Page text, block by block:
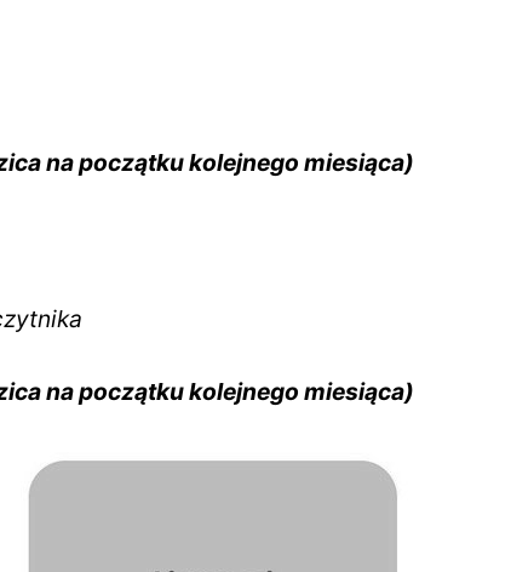
na początku kolejnego miesiąca)
na początku kolejnego miesiąca)